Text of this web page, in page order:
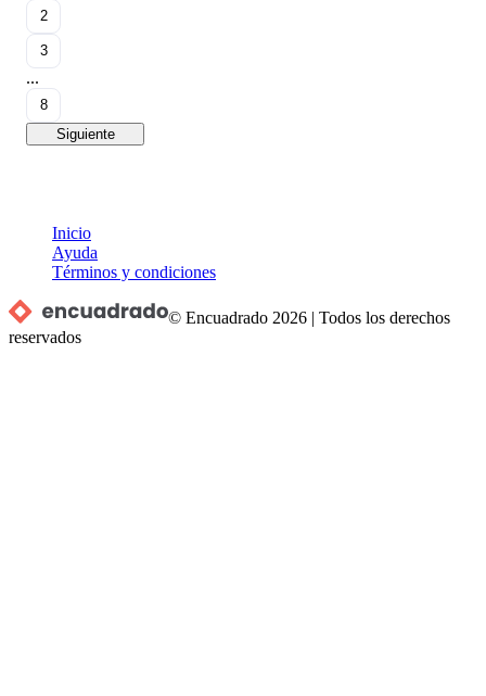
2
3
...
8
Siguiente
Inicio
Ayuda
Términos y condiciones
© Encuadrado 2026 |Todos los derechos
reservados